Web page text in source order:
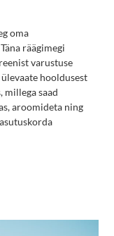
oma
räägimegi
varustuse
hooldusest
millega saad
aroomideta ning